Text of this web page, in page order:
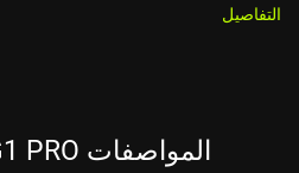
التفاصيل
المواصفات HYPERPC G1 PRO